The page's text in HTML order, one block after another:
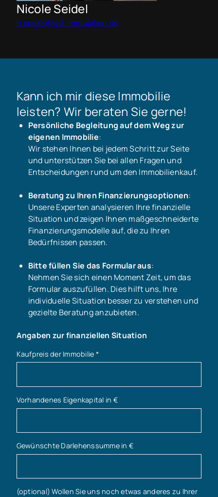
Nicole Seidel
n.seidel@iad-immobilien.de
Kann ich mir diese Immobilie
leisten? Wir beraten Sie gerne!
Persönliche Begleitung auf dem Weg zur
eigenen Immobilie:
Wir stehen Ihnen bei jedem Schritt zur Seite
und unterstützen Sie bei allen Fragen und
Entscheidungen rund um den Immobilienkauf.
Beratung zu Ihren Finanzierungsoptionen:
Unsere Experten analysieren Ihre finanzielle
Situation und zeigen Ihnen maßgeschneiderte
Finanzierungsmodelle auf, die zu Ihren
Bedürfnissen passen.
Bitte füllen Sie das Formular aus:
Nehmen Sie sich einen Moment Zeit, um das
Formular auszufüllen. Dies hilft uns, Ihre
individuelle Situation besser zu verstehen und
gezielte Beratung anzubieten.
Angaben zur finanziellen Situation
Kaufpreis der Immobilie *
Vorhandenes Eigenkapital in €
Gewünschte Darlehenssumme in €
(optional) Wollen Sie uns noch etwas anderes zu Ihrer